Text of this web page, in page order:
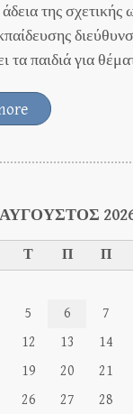
της σχετικής
τα παιδιά για
ΑΎΓΟΥΣΤΟΣ
Τ Π Π
5 6 7
12 13 14
19 20 21
26 27 28